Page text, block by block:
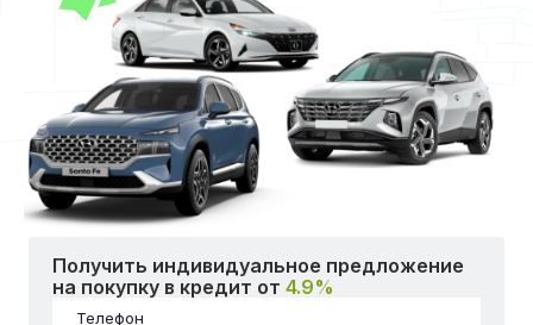
Получить индивидуальное предложение
на покупку в кредит от 4.9%